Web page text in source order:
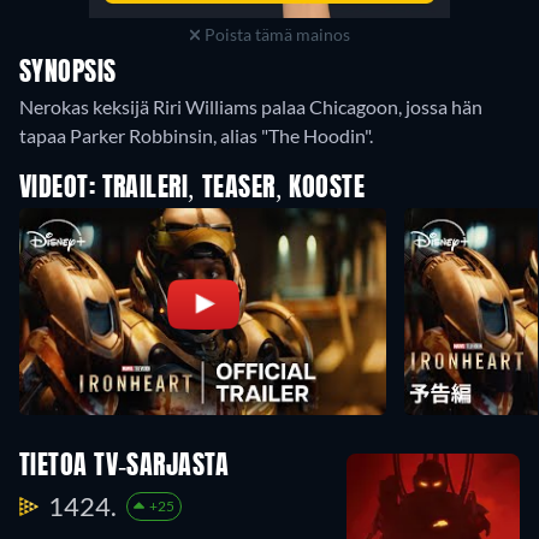
Poista tämä mainos
SYNOPSIS
Nerokas keksijä Riri Williams palaa Chicagoon, jossa hän
tapaa Parker Robbinsin, alias "The Hoodin".
VIDEOT: TRAILERI, TEASER, KOOSTE
TIETOA TV-SARJASTA
1424. +25